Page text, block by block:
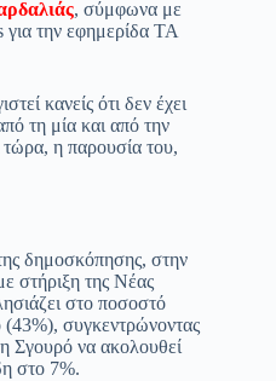
στ
τε
, σύμφωνα με
την εφημερίδα ΤΑ
κανείς ότι δεν έχει
τη μία και από την
τώρα, η παρουσία του,
δημοσκόπησης, στην
στήριξη της Νέας
στο ποσοστό
συγκεντρώνοντας
Σγουρό να ακολουθεί
στο 7%.